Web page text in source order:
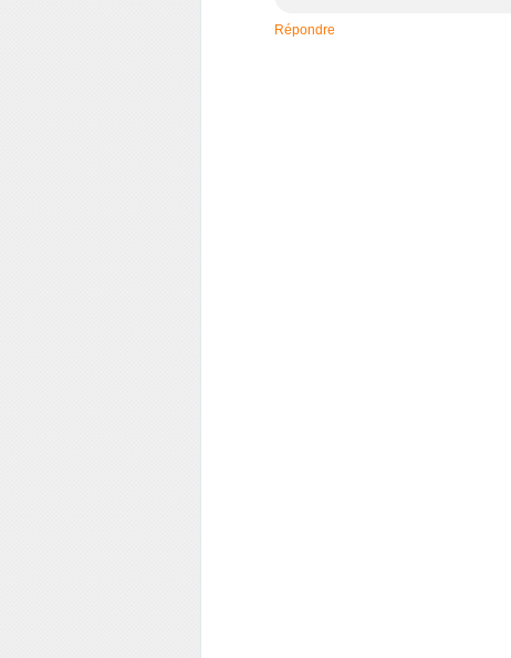
Répondre